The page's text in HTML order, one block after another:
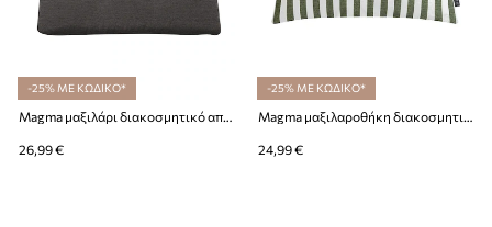
-25% ΜΕ ΚΩΔΙΚΟ*
Magma μαξιλάρι διακοσμητικό από βαμβάκι 42 x 46 x 7 cm
26,99 €
-25% ΜΕ ΚΩΔΙΚΟ*
Magma μαξιλαροθήκη διακοσμητική βαμβακερή 50 x 50 cm
24,99 €